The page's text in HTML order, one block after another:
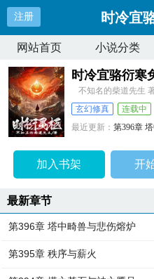
注册 时冷宜
网站首页 小说分类
时冷宜骆衍寒
不知名的柴道先生
玄幻修真
连载中
最近更新：第396章
加入书架 开
最新章节
第396章 塔中畸兽与悲伤熔炉
第395章 秩序与薪火